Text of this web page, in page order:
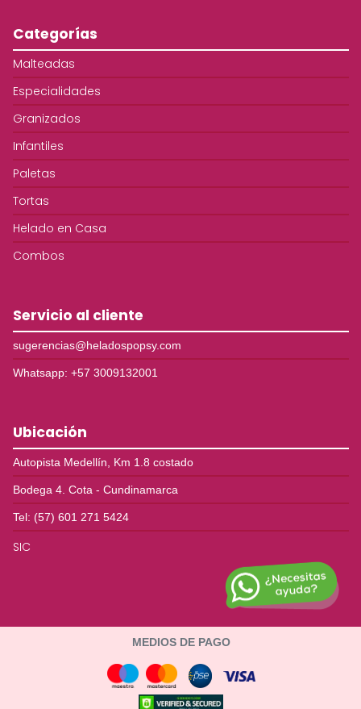
Categorías
Malteadas
Especialidades
Granizados
Infantiles
Paletas
Tortas
Helado en Casa
Combos
Servicio al cliente
sugerencias@heladospopsy.com
Whatsapp: +57 3009132001
Ubicación
Autopista Medellín, Km 1.8 costado
Bodega 4. Cota - Cundinamarca
Tel: (57) 601 271 5424
SIC
MEDIOS DE PAGO